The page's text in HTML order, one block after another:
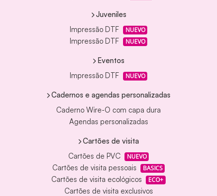
Juveniles
Impressão DTF
NUEVO
Impressão DTF NUEVO
Eventos
Impressão DTF
NUEVO
Cadernos e agendas personalizadas
Caderno Wire-O com capa dura
Agendas personalizadas
Cartões de visita
Cartões de PVC
NUEVO
Cartões de visita pessoais BASICS
Cartões de visita ecológicos ECO+
Cartões de visita exclusivos